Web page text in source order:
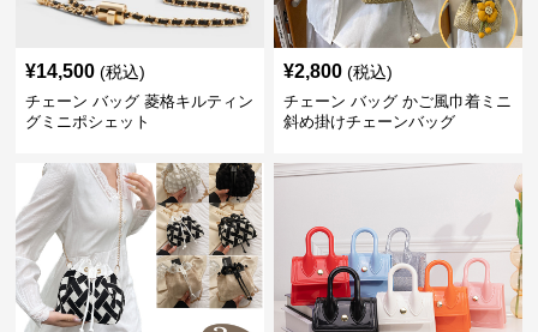
¥14,500 (税込)
チェーン バッグ 菱格キルティン
グミニポシェット
¥2,800 (税込)
チェーン バッグ かご風巾着ミニ
斜め掛けチェーンバッグ